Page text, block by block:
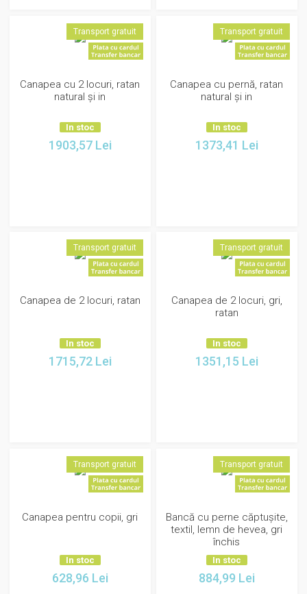
Transport gratuit
Canapea cu 2 locuri, ratan
natural și in
In stoc
1903,57 Lei
Transport gratuit
Canapea cu pernă, ratan
natural și in
In stoc
1373,41 Lei
Transport gratuit
Canapea de 2 locuri, ratan
In stoc
1715,72 Lei
Transport gratuit
Canapea de 2 locuri, gri,
ratan
In stoc
1351,15 Lei
Transport gratuit
Canapea pentru copii, gri
In stoc
628,96 Lei
Transport gratuit
Bancă cu perne căptușite,
textil, lemn de hevea, gri
închis
In stoc
884,99 Lei